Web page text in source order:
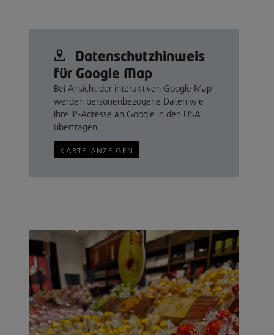
Datenschutz­hinweis
für Google Map
Bei Ansicht der interaktiven Google Map
werden personenbezogene Daten wie
Ihre IP-Adresse an Google in den USA
übertragen.
KARTE ANZEIGEN